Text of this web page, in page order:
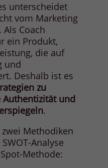
unterscheidet
vom Marketing
Coach
ein Produkt,
die auf
und
Deshalb ist es
zu
und
.
Methodiken
Analyse
Methode: